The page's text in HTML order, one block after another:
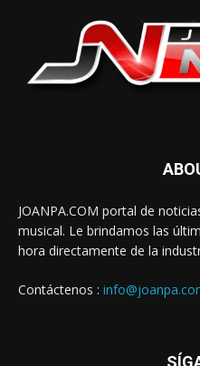
JOANPA.COM portal de
musical. Le brindamos las
hora directamente de la
Contáctenos :